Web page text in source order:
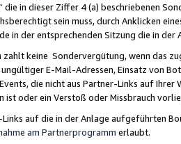
die in dieser Ziffer 4 (a) beschriebenen
sein muss, durch Anklicken
in der entsprechenden Sitzung die in
zahlt keine Sondervergütung, wenn das
E-Mail-Adressen, Einsatz von
die nicht aus Partner-Links auf
ist oder ein Verstoß oder Missbrauch
auf die in der Anlage aufgeführten
am Partnerprogramm erlaubt.